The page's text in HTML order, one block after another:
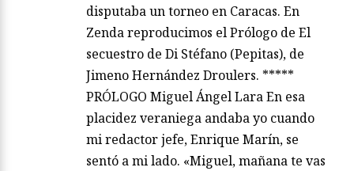
disputaba un torneo en Caracas. En
Zenda reproducimos el Prólogo de El
secuestro de Di Stéfano (Pepitas), de
Jimeno Hernández Droulers. *****
PRÓLOGO Miguel Ángel Lara En esa
placidez veraniega andaba yo cuando
mi redactor jefe, Enrique Marín, se
sentó a mi lado. «Miguel, mañana te vas